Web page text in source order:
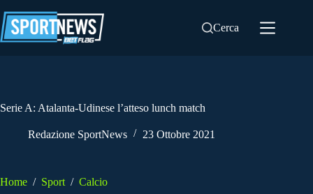
al
contenuto
Cerca
Serie A: Atalanta-Udinese l’atteso lunch match
Redazione SportNews 23 Ottobre 2021
Home / Sport / Calcio